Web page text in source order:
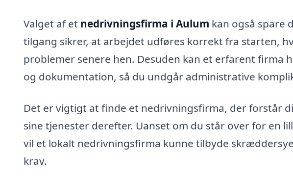
Valget af et nedrivningsfirma i Aulum kan også spare
tilgang sikrer, at arbejdet udføres korrekt fra starten,
problemer senere hen. Desuden kan et erfarent firma
og dokumentation, så du undgår administrative
Det er vigtigt at finde et nedrivningsfirma, der forstår
sine tjenester derefter. Uanset om du står over for en
vil et lokalt nedrivningsfirma kunne tilbyde
krav.